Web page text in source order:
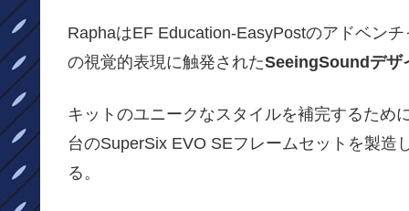
RaphaはEF Education-EasyPostのアドベン
の視覚的表現に触発されたSeeingSoundデザ
キットのユニークなスタイルを補完するため
台のSuperSix EVO SEフレームセットを製造
る。